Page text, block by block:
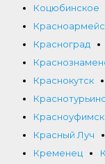
Коцюбинское
Красноград
Краснокутск
Красноуфимск
Красный Луч
Кременец